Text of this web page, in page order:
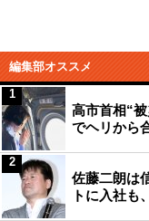
編集部オススメ
高市首相“
でヘリから
1
佐藤二朗は
トに入社も
2